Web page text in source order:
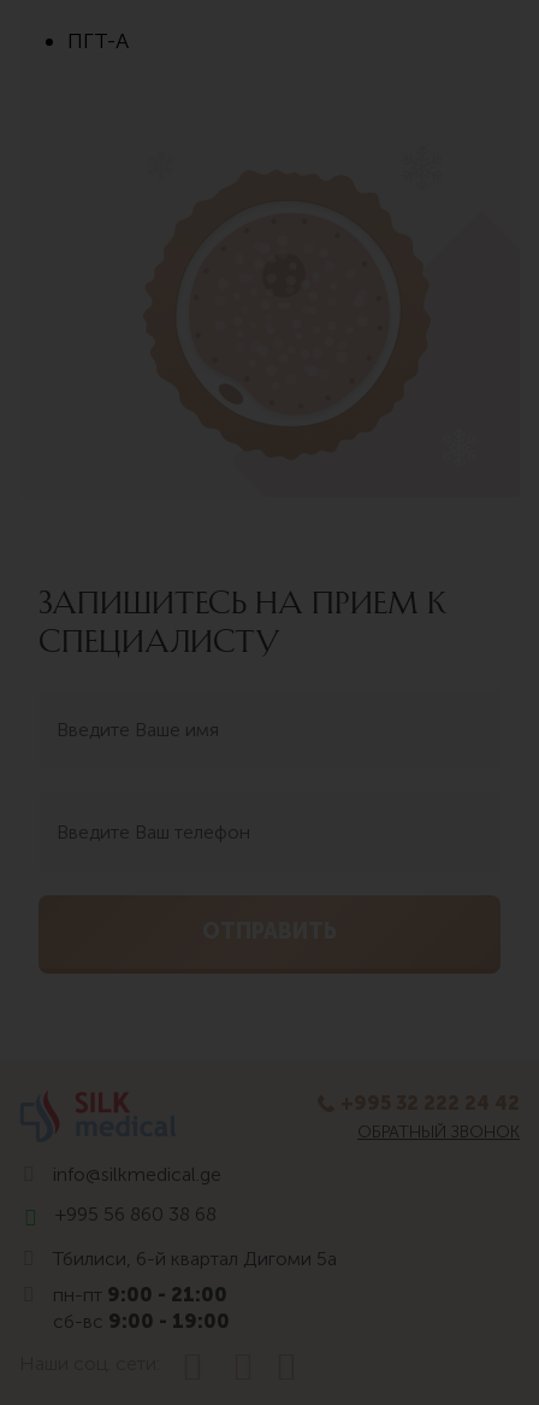
ПГТ-А
ЗАПИШИТЕСЬ НА ПРИЕМ К
СПЕЦИАЛИСТУ
ОБРАТНЫЙ ЗВОНОК
info@silkmedical.ge
+995 56 860 38 68
Тбилиси, 6-й квартал Дигоми 5а
пн-пт 9:00 - 21:00
сб-вс 9:00 - 19:00